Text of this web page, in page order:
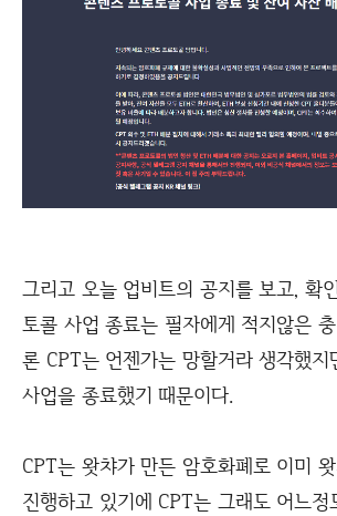
그리고 오늘 업비트의 공지를 보고, 확
토콜 사업 종료는 필자에게 적지않은
론 CPT는 언젠가는 망할거라 생각했지
사업을 종료했기 때문이다.
CPT는 왓챠가 만든 암호화폐로 이미
진행하고 있기에 CPT는 그래도 어느